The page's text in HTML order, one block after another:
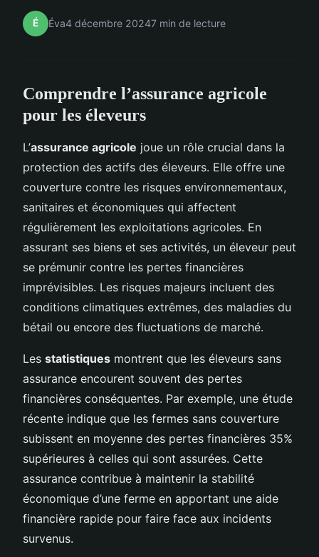
É Éva4 décembre 20247 min de lecture
Comprendre l’assurance agricole
pour les éleveurs
L’assurance agricole joue un rôle crucial dans la
protection des actifs des éleveurs. Elle offre une
couverture contre les risques environnementaux,
sanitaires et économiques qui affectent
régulièrement les exploitations agricoles. En
assurant ses biens et ses activités, un éleveur peut
se prémunir contre les pertes financières
imprévisibles. Les risques majeurs incluent des
conditions climatiques extrêmes, des maladies du
bétail ou encore des fluctuations de marché.
Les statistiques montrent que les éleveurs sans
assurance encourent souvent des pertes
financières conséquentes. Par exemple, une étude
récente indique que les fermes sans couverture
subissent en moyenne des pertes financières 35%
supérieures à celles qui sont assurées. Cette
assurance contribue à maintenir la stabilité
économique d’une ferme en apportant une aide
financière rapide pour faire face aux incidents
survenus.